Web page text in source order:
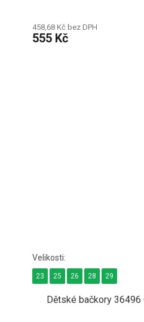
458,68 Kč bez DPH
555 Kč
Dětské bačkory 36496
23 25 26 28 29